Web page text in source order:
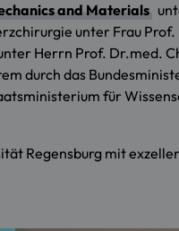
and Materials
unter Frau
Herrn Prof. Dr.med.
durch das
für
Regensburg mit